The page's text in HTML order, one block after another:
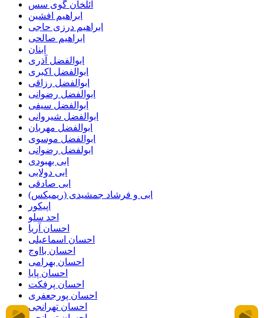
ائلخان گوی سس
ابراهیم افشین
ابراهیم درزی حاجی
ابراهیم صالحی
ابنان
ابوالفضل آذری
ابوالفضل اکبری
ابوالفضل رزاقی
ابوالفضل رضوانی
ابوالفضل سیفی
ابوالفضل شیروانی
ابوالفضل مهربان
ابوالفضل موسوی
ابولفضل رضوانی
ابی بهبودی
ابی دولابی
ابی صادقی
ابی و فرشاد جمشیدی (ریمیکس)
اپیکور
احد سلو
احسان آریا
احسان اسماعیلی
احسان بااوج
احسان بهرامی
احسان پایا
احسان پرفکت
احسان پورجعفری
احسان تهرانجی